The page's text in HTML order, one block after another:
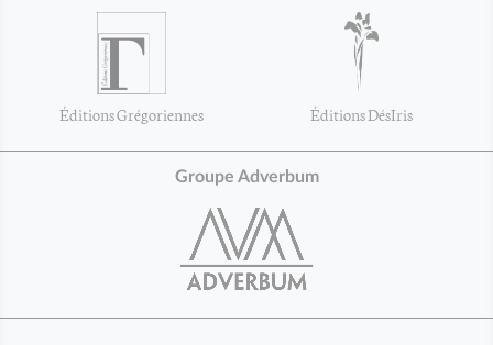
Éditions Grégoriennes Éditions DésIris
Groupe Adverbum